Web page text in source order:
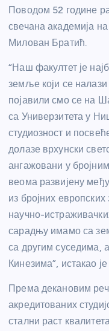
Поводом 52 године
свечана академија
Милован Братић.
“Наш факултет је
земље који се
појавили смо се на
са Универзитета у
студиозност и
долазе врхунски
ангажовани у
веома развијену
из бројних
научно-
сарадњу имамо са
са другим суседима,
Кинезима”, истакао
Према декановим
акредитованих
стални раст